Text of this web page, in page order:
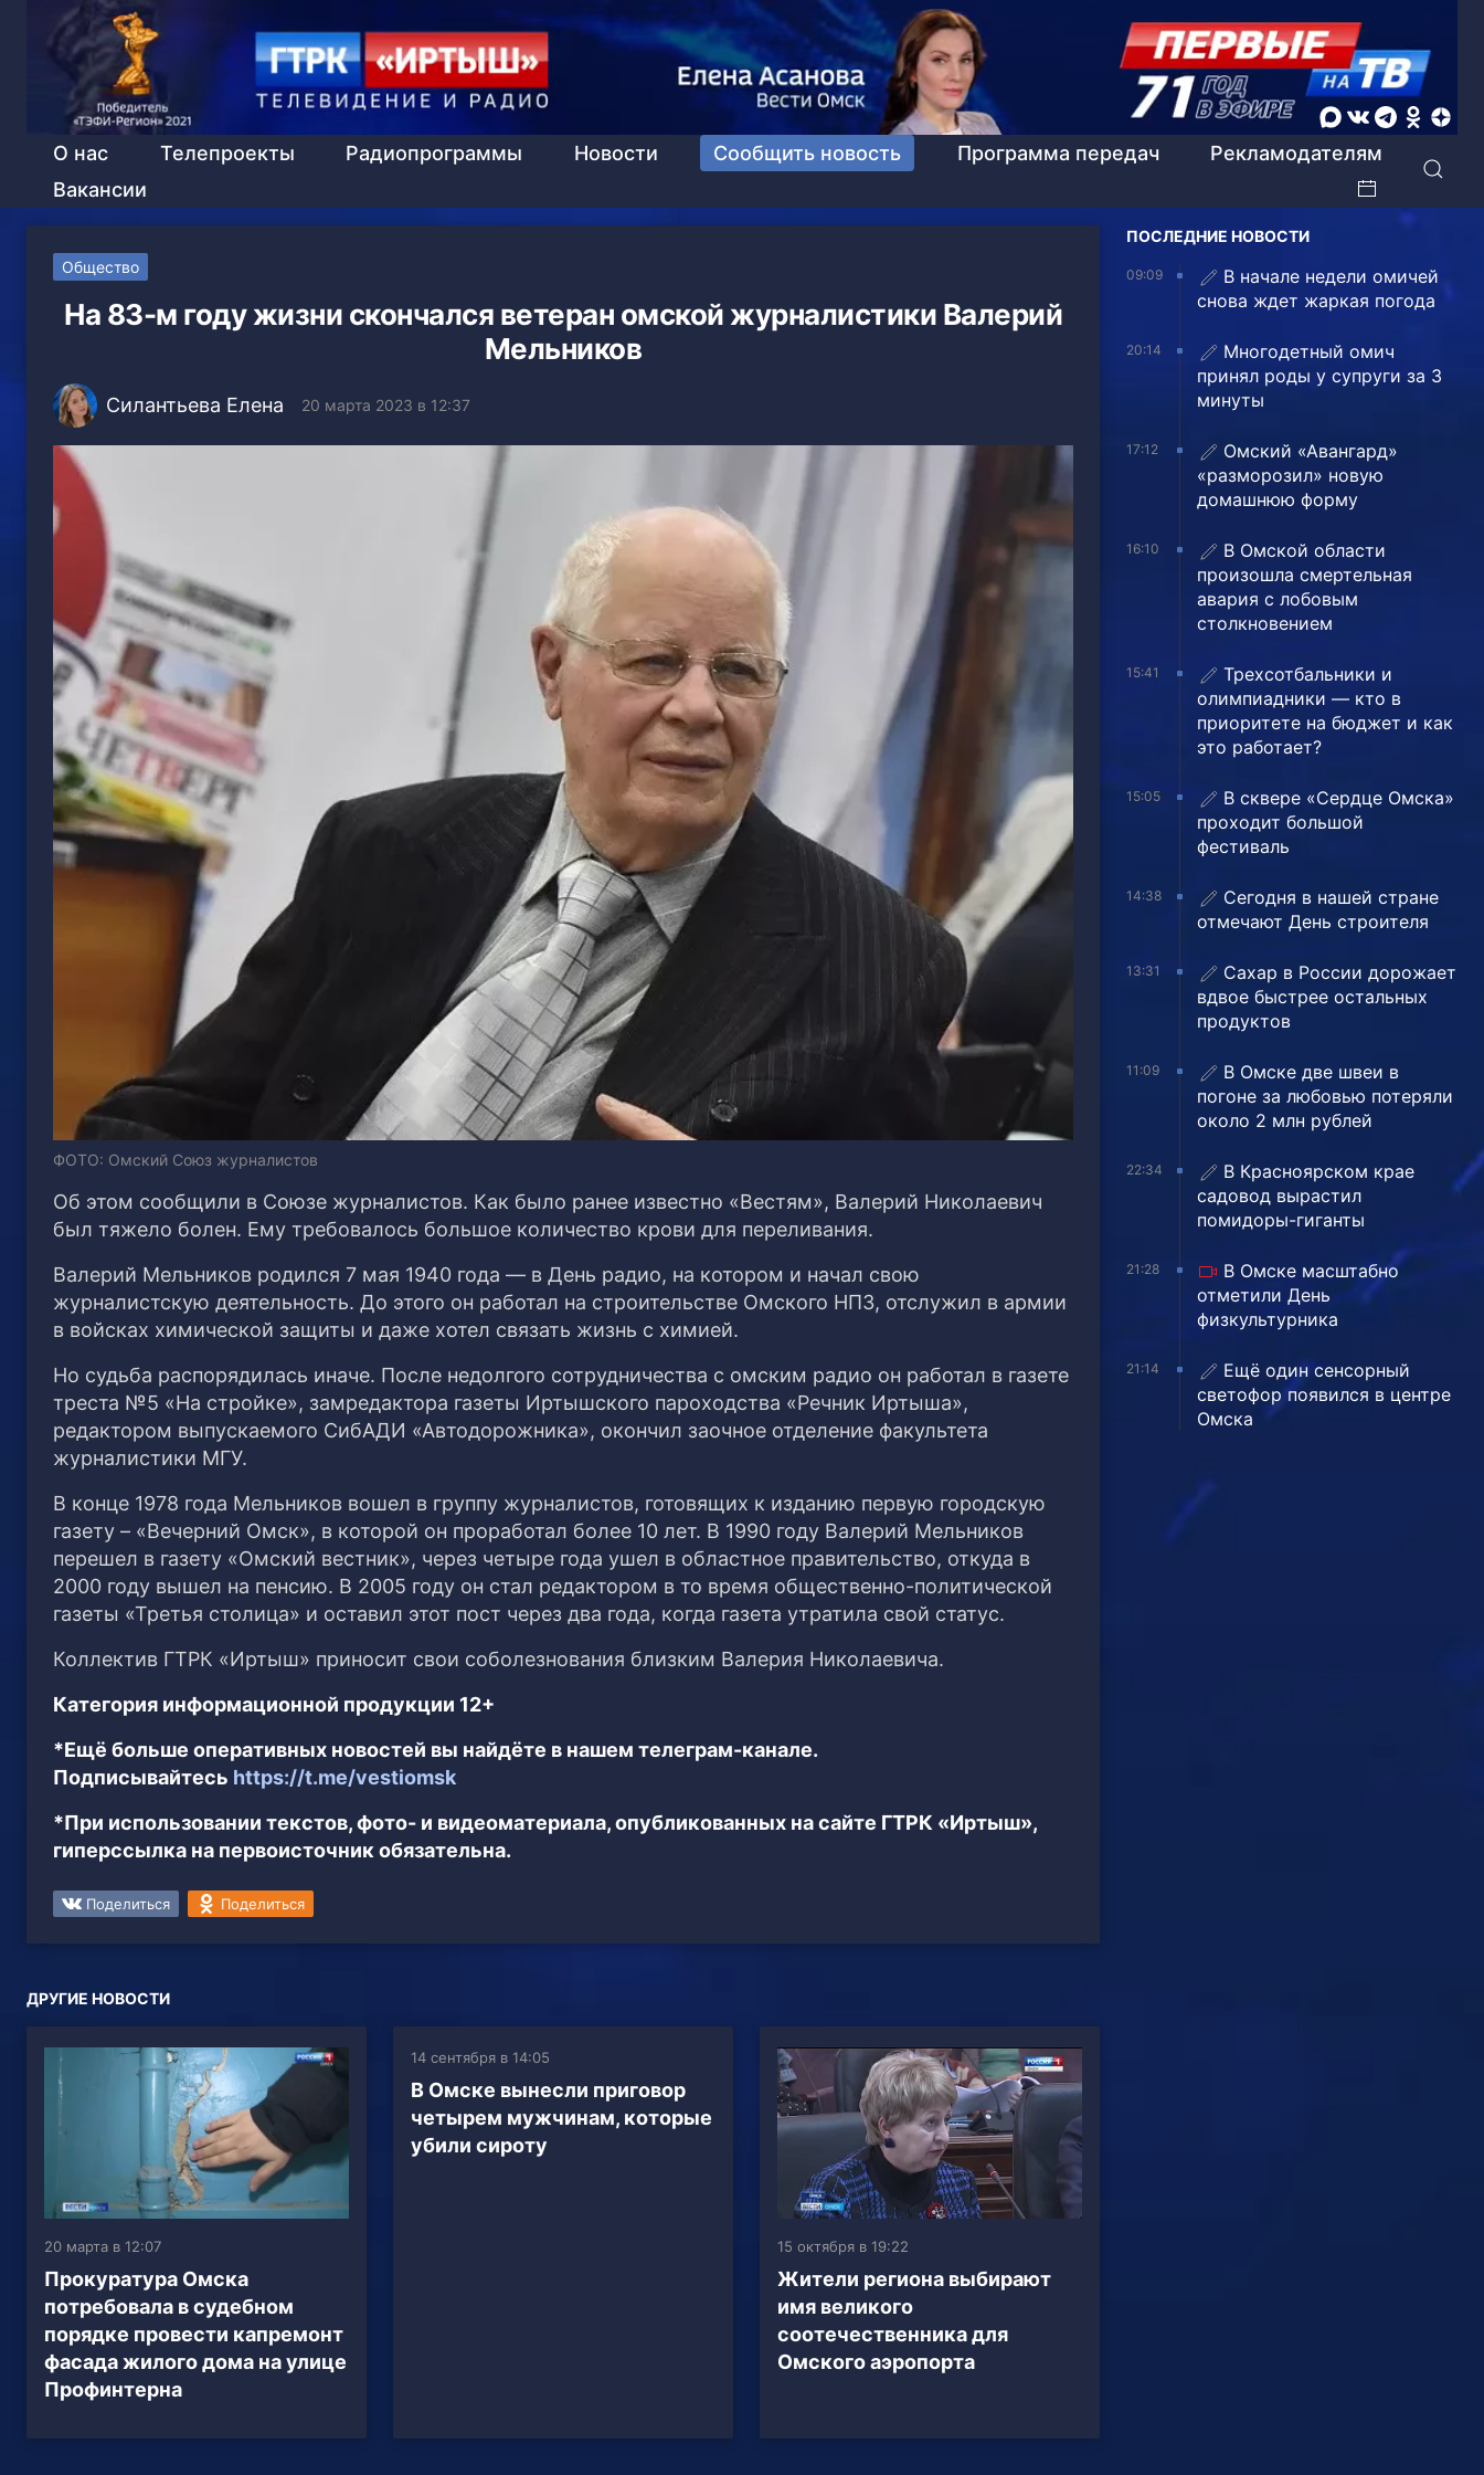
О нас Телепроекты Радиопрограммы Новости Сообщить новость Программа передач
Рекламодателям
Вакансии
Общество
На 83-м году жизни скончался ветеран омской журналистики Валерий
Мельников
Силантьева Елена 20 марта 2023 в 12:37
ФОТО: Омский Союз журналистов
Об этом сообщили в Союзе журналистов. Как было ранее известно «Вестям», Валерий Николаевич
был тяжело болен. Ему требовалось большое количество крови для переливания.
Валерий Мельников родился 7 мая 1940 года — в День радио, на котором и начал свою
журналистскую деятельность. До этого он работал на строительстве Омского НПЗ, отслужил в армии
в войсках химической защиты и даже хотел связать жизнь с химией.
Но судьба распорядилась иначе. После недолгого сотрудничества с омским радио он работал в газете
треста №5 «На стройке», замредактора газеты Иртышского пароходства «Речник Иртыша»,
редактором выпускаемого СибАДИ «Автодорожника», окончил заочное отделение факультета
журналистики МГУ.
В конце 1978 года Мельников вошел в группу журналистов, готовящих к изданию первую городскую
газету – «Вечерний Омск», в которой он проработал более 10 лет. В 1990 году Валерий Мельников
перешел в газету «Омский вестник», через четыре года ушел в областное правительство, откуда в
2000 году вышел на пенсию. В 2005 году он стал редактором в то время общественно-политической
газеты «Третья столица» и оставил этот пост через два года, когда газета утратила свой статус.
Коллектив ГТРК «Иртыш» приносит свои соболезнования близким Валерия Николаевича.
Категория информационной продукции 12+
*Ещё больше оперативных новостей вы найдёте в нашем телеграм-канале.
Подписывайтесь https://t.me/vestiomsk
*При использовании текстов, фото- и видеоматериала, опубликованных на сайте ГТРК «Иртыш»,
гиперссылка на первоисточник обязательна.
Поделиться Поделиться
ДРУГИЕ НОВОСТИ
20 марта в 12:07
Прокуратура Омска
потребовала в судебном
порядке провести капремонт
фасада жилого дома на улице
Профинтерна
14 сентября в 14:05
В Омске вынесли приговор
четырем мужчинам, которые
убили сироту
15 октября в 19:22
Жители региона выбирают
имя великого
соотечественника для
Омского аэропорта
ПОСЛЕДНИЕ НОВОСТИ
09:09
В начале недели омичей
снова ждет жаркая погода
20:14
Многодетный омич
принял роды у супруги за 3
минуты
17:12
Омский «Авангард»
«разморозил» новую
домашнюю форму
16:10
В Омской области
произошла смертельная
авария с лобовым
столкновением
15:41
Трехсотбальники и
олимпиадники — кто в
приоритете на бюджет и как
это работает?
15:05
В сквере «Сердце Омска»
проходит большой
фестиваль
14:38
Сегодня в нашей стране
отмечают День строителя
13:31
Сахар в России дорожает
вдвое быстрее остальных
продуктов
11:09
В Омске две швеи в
погоне за любовью потеряли
около 2 млн рублей
22:34
В Красноярском крае
садовод вырастил
помидоры-гиганты
21:28
В Омске масштабно
отметили День
физкультурника
21:14
Ещё один сенсорный
светофор появился в центре
Омска